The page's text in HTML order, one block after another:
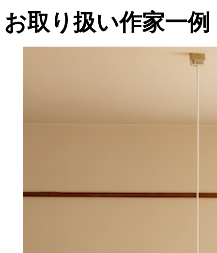
お取り扱い作家一例